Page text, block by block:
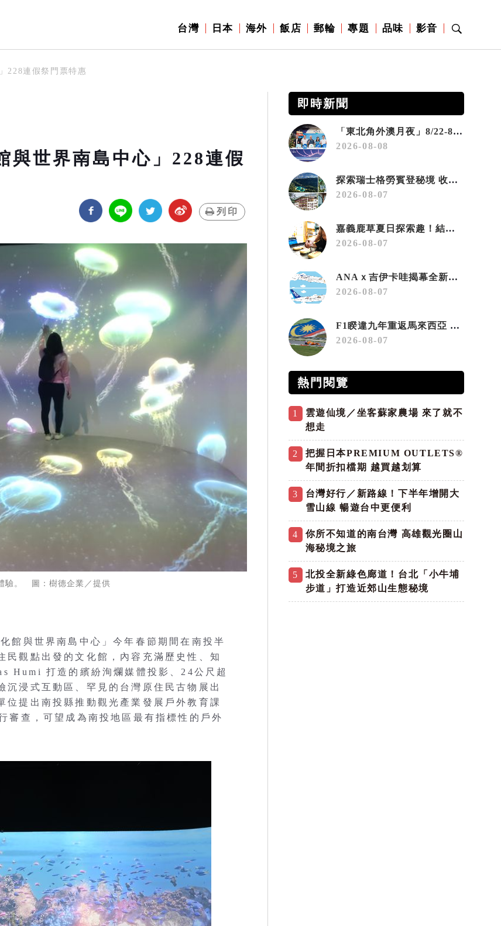
台灣 日本 海外 飯店 郵輪 專題 品味 影音
228連假祭門票特惠
與世界南島中心」228連假
列印
驗。 圖：樹德企業／提供
館與世界南島中心」今年春節期間在南投半
民觀點出發的文化館，內容充滿歷史性、知
Humi 打造的繽紛洵爛媒體投影、24公尺超
浸式互動區、罕見的台灣原住民古物展出
位提出南投縣推動觀光產業發展戶外教育課
審查，可望成為南投地區最有指標性的戶外
即時新聞
「東北角外澳月夜」8/22-8/23浪漫登場 串聯五漁村、音樂、市集、火舞與慢旅共度夏夜
2026-08-08
探索瑞士格勞賓登秘境 收藏六種阿爾卑斯夏日療癒之旅
2026-08-07
嘉義鹿草夏日探索趣！結合科學、農場與自然的親子小旅行
2026-08-07
ANAｘ吉伊卡哇揭幕全新彩繪機「Chiikawa JET」
2026-08-07
F1睽違九年重返馬來西亞 三大國際賽事打造10月運動旅遊熱潮 賽車、自行車、路跑同週登場
2026-08-07
熱門閱覽
1
雲遊仙境／坐客蘇家農場 來了就不
想走
2
把握日本PREMIUM OUTLETS®
年間折扣檔期 越買越划算
3
台灣好行／新路線！下半年增開大
雪山線 暢遊台中更便利
4
你所不知道的南台灣 高雄觀光圈山
海秘境之旅
5
北投全新綠色廊道！台北「小牛埔
步道」打造近郊山生態秘境